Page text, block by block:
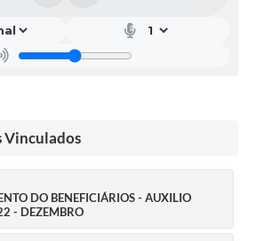
Vinculados
DO BENEFICIÁRIOS - AUXILIO
- DEZEMBRO